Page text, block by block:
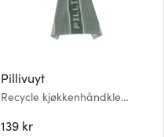
Pillivuyt
Recycle kjøkkenhåndkle
139 kr